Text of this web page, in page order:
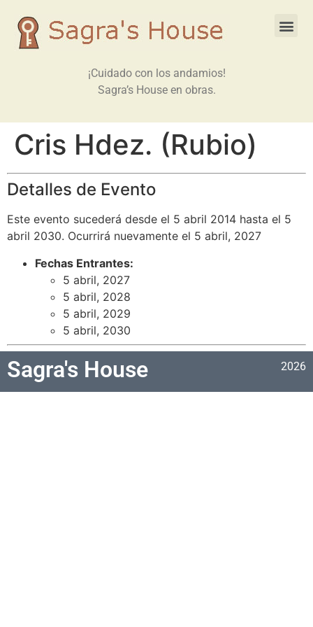
¡Cuidado con los andamios!
Sagra’s House en obras.
Cris Hdez. (Rubio)
Detalles de Evento
Este evento sucederá desde el 5 abril 2014 hasta el 5
abril 2030. Ocurrirá nuevamente el 5 abril, 2027
Fechas Entrantes:
5 abril, 2027
5 abril, 2028
5 abril, 2029
5 abril, 2030
Sagra's House 2026